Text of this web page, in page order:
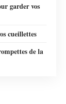
garder vos
cueillettes
de la